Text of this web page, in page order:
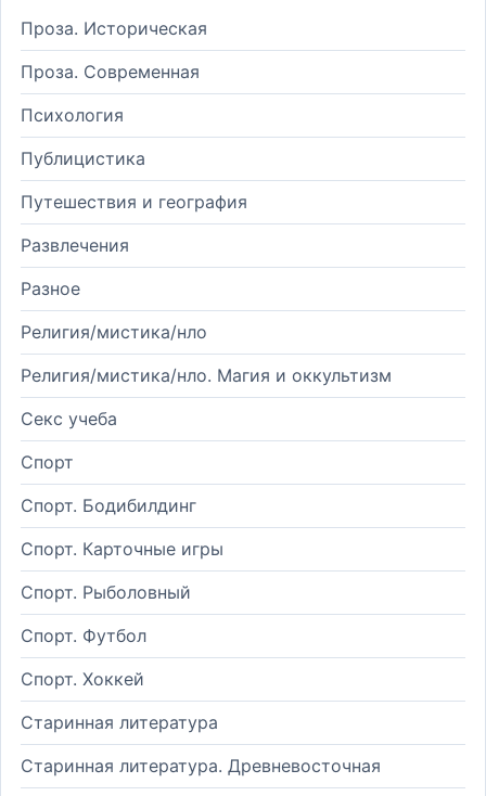
Проза. Историческая
Проза. Современная
Психология
Публицистика
Путешествия и география
Развлечения
Разное
Религия/мистика/нло
Религия/мистика/нло. Магия и оккультизм
Секс учеба
Спорт
Спорт. Бодибилдинг
Спорт. Карточные игры
Спорт. Рыболовный
Спорт. Футбол
Спорт. Хоккей
Старинная литература
Старинная литература. Древневосточная